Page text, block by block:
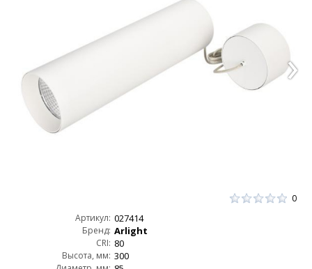
0
Артикул: 027414
Бренд: Arlight
CRI: 80
Высота, мм: 300